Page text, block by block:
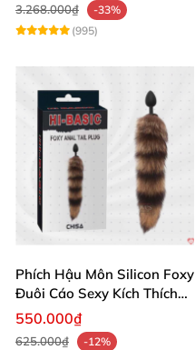
3.268.000₫
-33%
(995)
Phích Hậu Môn Silicon Foxy
Đuôi Cáo Sexy Kích Thích
Đỉnh Cao
550.000₫
625.000₫
-12%